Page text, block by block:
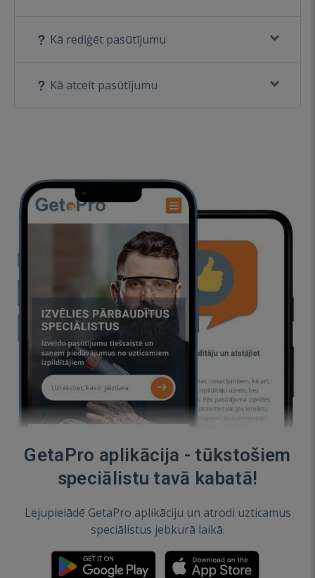
Kā rediģēt pasūtījumu
Kā atcelt pasūtījumu
GetaPro aplikācija - tūkstošiem
speciālistu tavā kabatā!
Lejupielādē GetaPro aplikāciju un atrodi uzticamus
speciālistus jebkurā laikā.